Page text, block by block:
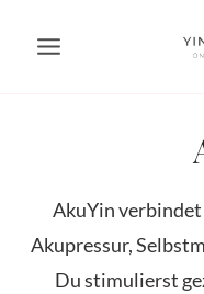
Inhalt
AkuYin verbindet
Akupressur,
Du stimulierst